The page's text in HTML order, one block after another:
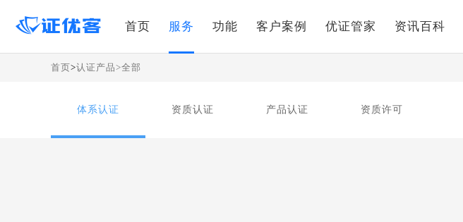
首页 服务 功能 客户案例 优证管家 资讯百科
首页>认证产品>全部
体系认证 资质认证 产品认证 资质许可